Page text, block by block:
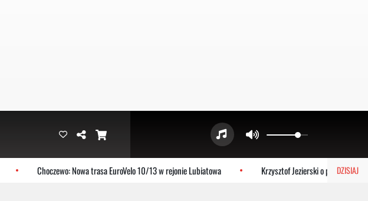
DZISIAJ
Choczewo: Nowa trasa EuroVelo 10/13 w rejonie Lubiatowa Krzysztof Jezierski o planie Stolema na